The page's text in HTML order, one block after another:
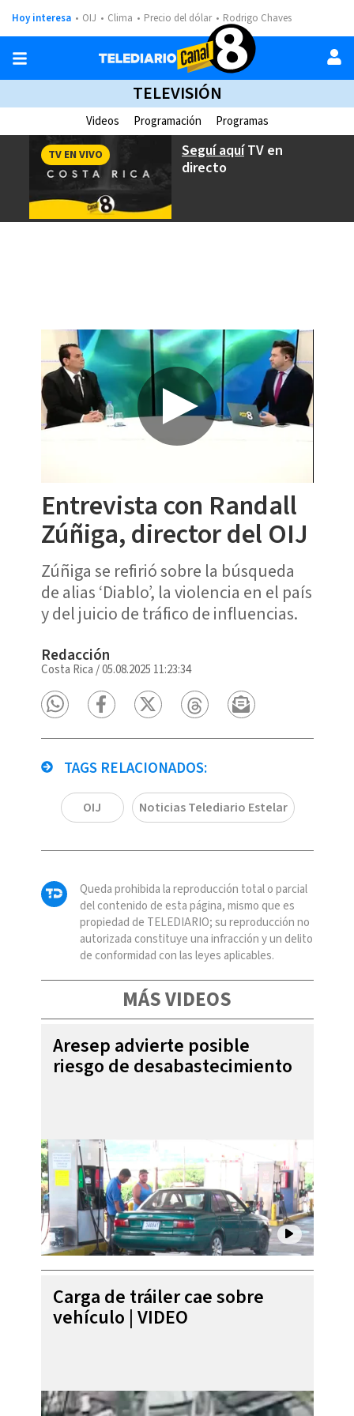
Hoy interesa OIJ Clima Precio del dólar Rodrigo Chaves
TELEVISIÓN
Videos Programación Programas
Seguí aquíTV en
directo
TV EN VIVO
Entrevista con Randall
Zúñiga, director del OIJ
Zúñiga se refirió sobre la búsqueda
de alias ‘Diablo’, la violencia en el país
y del juicio de tráfico de influencias.
Redacción
Costa Rica /05.08.2025 11:23:34
TAGS RELACIONADOS:
OIJ Noticias Telediario Estelar
Queda prohibida la reproducción total o parcial
del contenido de esta página, mismo que es
propiedad de TELEDIARIO; su reproducción no
autorizada constituye una infracción y un delito
de conformidad con las leyes aplicables.
MÁS VIDEOS
Aresep advierte posible
riesgo de desabastecimiento
Carga de tráiler cae sobre
vehículo | VIDEO